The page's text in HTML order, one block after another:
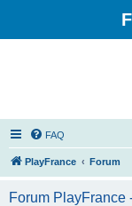
FAQ
PlayFrance Forum
Forum PlayFrance